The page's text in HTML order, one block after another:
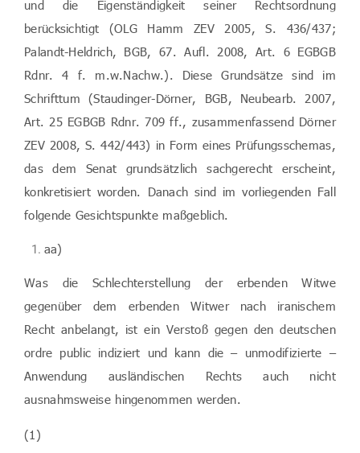
und die Eigenständigkeit seiner Rechtsordnung
berücksichtigt (OLG Hamm ZEV 2005, S. 436/437;
Palandt-Heldrich, BGB, 67. Aufl. 2008, Art. 6 EGBGB
Rdnr. 4 f. m.w.Nachw.). Diese Grundsätze sind im
Schrifttum (Staudinger-Dörner, BGB, Neubearb. 2007,
Art. 25 EGBGB Rdnr. 709 ff., zusammenfassend Dörner
ZEV 2008, S. 442/443) in Form eines Prüfungsschemas,
das dem Senat grundsätzlich sachgerecht erscheint,
konkretisiert worden. Danach sind im vorliegenden Fall
folgende Gesichtspunkte maßgeblich.
aa)
Was die Schlechterstellung der erbenden Witwe
gegenüber dem erbenden Witwer nach iranischem
Recht anbelangt, ist ein Verstoß gegen den deutschen
ordre public indiziert und kann die – unmodifizierte –
Anwendung ausländischen Rechts auch nicht
ausnahmsweise hingenommen werden.
(1)